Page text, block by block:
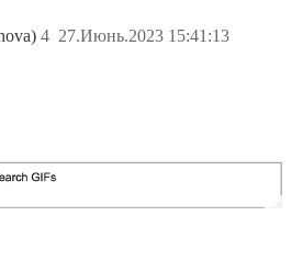
27.Июнь.2023 15:41:13
4